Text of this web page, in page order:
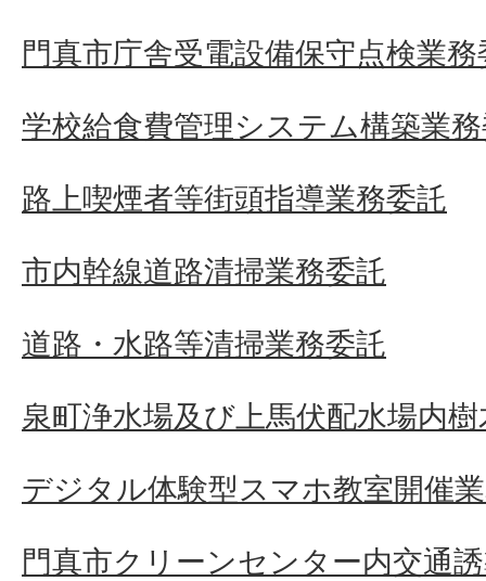
門真市庁舎受電設備保守点検業務
学校給食費管理システム構築業
路上喫煙者等街頭指導業務委託
市内幹線道路清掃業務委託
道路・水路等清掃業務委託
泉町浄水場及び上馬伏配水場内
デジタル体験型スマホ教室開催
門真市クリーンセンター内交通